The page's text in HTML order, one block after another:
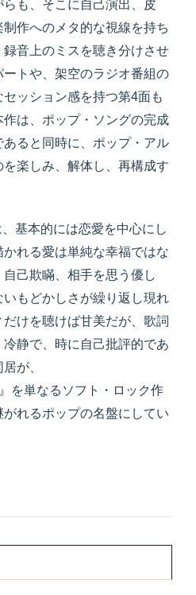
も、そこに自己演出、皮
作へのメタ的な視線を持ち
音上のミスを聴き分けさせ
トや、架空のラジオ番組の
ッション感を持つ第4面も
は、ポップ・ソングの完成
ると同時に、ポップ・アル
楽しみ、解体し、再構成す
基本的には恋愛を中心にし
れる愛は単純な幸福ではな
己欺瞞、相手を思う優し
もどかしさが繰り返し現れ
けを聴けば甘美だが、歌詞
静で、時に自己批評的であ
が、
を単なるソフト・ロック作
れるポップの名盤にしてい